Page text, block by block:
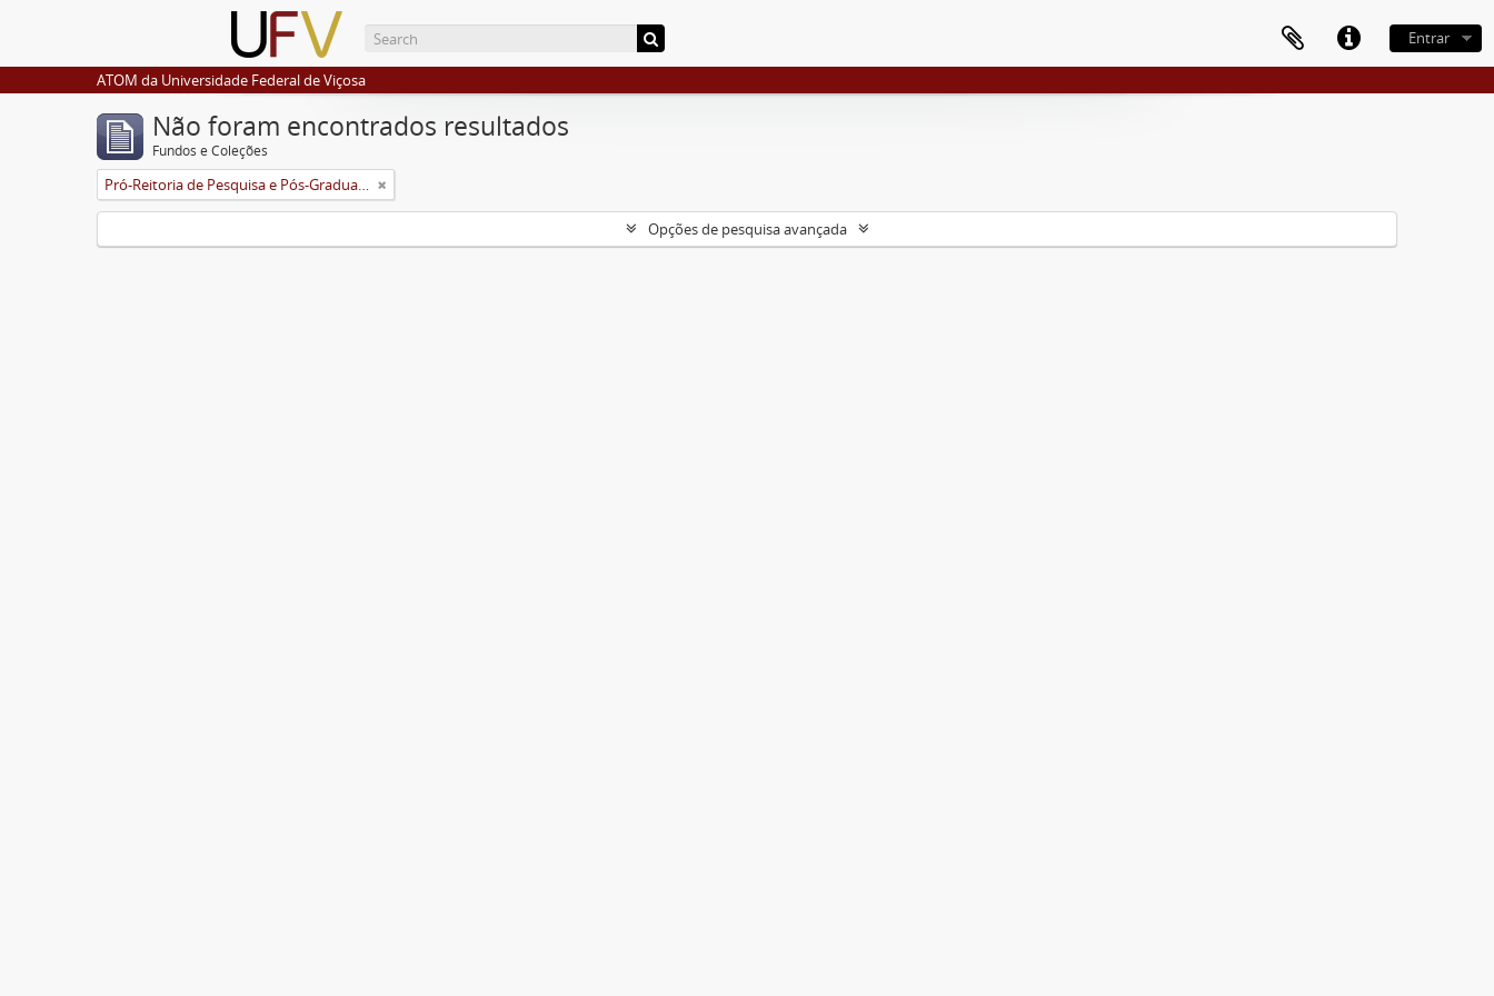
Entrar
ATOM da Universidade Federal de Viçosa
Não foram encontrados resultados
Fundos e Coleções
Pró-Reitoria de Pesquisa e Pós-Graduação
Opções de pesquisa avançada